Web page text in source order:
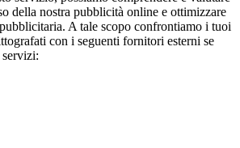
della nostra pubblicità online e ottimizzare
A tale scopo confrontiamo i tuoi
con i seguenti fornitori esterni se